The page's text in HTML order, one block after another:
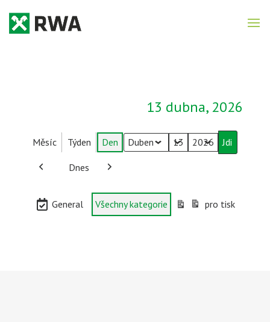
13 dubna, 2026
Měsíc Týden Den Měsíc
Den
Rok
Předchozí
Dnes
Další
KategorieGeneral Všechny kategorie
Zobrazení
pro tisk